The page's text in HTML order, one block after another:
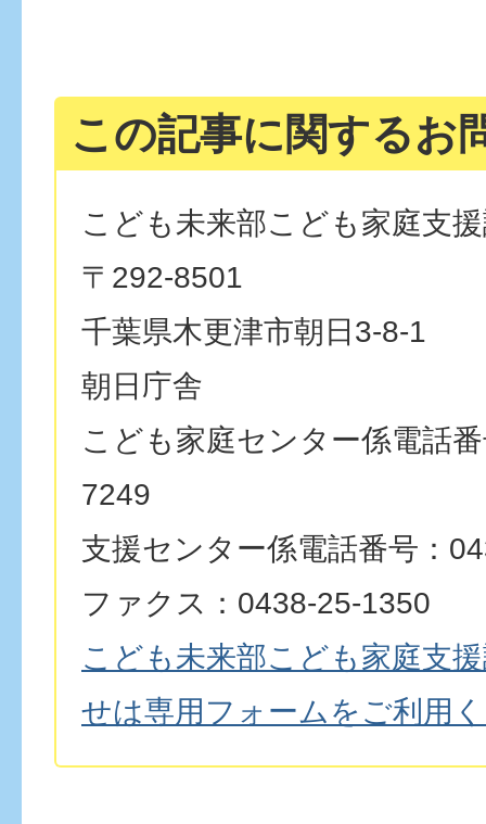
この記事に関するお
こども未来部こども家庭支
〒292-8501
千葉県木更津市朝日3-8-1
朝日庁舎
こども家庭センター係電話
7249
支援センター係電話番号：
ファクス：0438-25-1350
こども未来部こども家庭支
せは専用フォームをご利用